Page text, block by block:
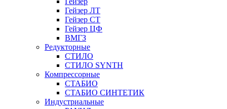
Гейзер ЛТ
Гейзер СТ
Гейзер ЦФ
ВМГЗ
Редукторные
СТИЛО
СТИЛО SYNTH
Компрессорные
СТАБИО
СТАБИО СИНТЕТИК
Индустриальные